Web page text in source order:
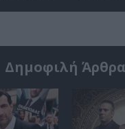
Δημοφιλή Άρθρα